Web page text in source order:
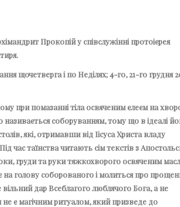
Прокопій у співслужінні протоієрея
щочетверга і по Неділях; 4-го, 21-го грудня
при помазанні тіла освяченим єлеєм на
називається соборуванням, тому що в ідеалі
які, отримавши від Іісуса Христа владу
час таїнства читають сім текстів з
груди та руки тяжкохворого освяченим
голову соборованого і молиться про
вільний дар Всеблагого люблячого Бога, а не
є магічним ритуалом, який призведе до